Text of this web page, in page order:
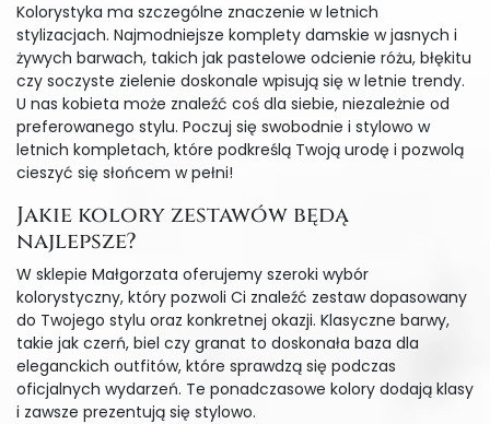
Kolorystyka ma szczególne znaczenie w letnich
stylizacjach. Najmodniejsze komplety damskie w jasnych i
żywych barwach, takich jak pastelowe odcienie różu, błękitu
czy soczyste zielenie doskonale wpisują się w letnie trendy.
U nas kobieta może znaleźć coś dla siebie, niezależnie od
preferowanego stylu. Poczuj się swobodnie i stylowo w
letnich kompletach, które podkreślą Twoją urodę i pozwolą
cieszyć się słońcem w pełni!
Jakie kolory zestawów będą
najlepsze?
W sklepie Małgorzata oferujemy szeroki wybór
kolorystyczny, który pozwoli Ci znaleźć zestaw dopasowany
do Twojego stylu oraz konkretnej okazji. Klasyczne barwy,
takie jak czerń, biel czy granat to doskonała baza dla
eleganckich outfitów, które sprawdzą się podczas
oficjalnych wydarzeń. Te ponadczasowe kolory dodają klasy
i zawsze prezentują się stylowo.